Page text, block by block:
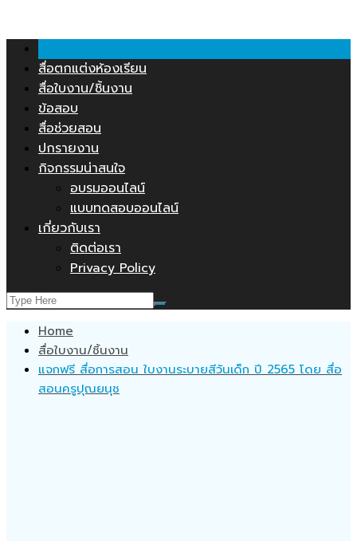
content
สื่อตกแต่งห้องเรียน
สื่อใบงาน/ชิ้นงาน
ข้อสอบ
สื่อช่วยสอน
ปกรายงาน
กิจกรรมน่าสนใจ
อบรมออนไลน์
แบบทดสอบออนไลน์
เกี่ยวกับเรา
ติดต่อเรา
Privacy Policy
Home
สื่อใบงาน/ชิ้นงาน
แจกฟรี สื่อการสอน ใบงานระบายสีวันเด็ก ปี 2565 โดย สื่อ
สอนครูปุณยนุช